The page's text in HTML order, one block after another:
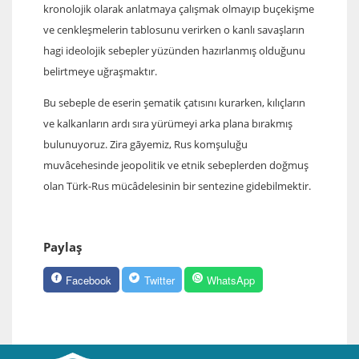
kronolojik olarak anlatmaya çalışmak olmayıp buçekişme
ve cenkleşmelerin tablosunu verirken o kanlı savaşların
hagi ideolojik sebepler yüzünden hazırlanmış olduğunu
belirtmeye uğraşmaktır.
Bu sebeple de eserin şematik çatısını kurarken, kılıçların
ve kalkanların ardı sıra yürümeyi arka plana bırakmış
bulunuyoruz. Zira gāyemiz, Rus komşuluğu
muvâcehesinde jeopolitik ve etnik sebeplerden doğmuş
olan Türk-Rus mücâdelesinin bir sentezine gidebilmektir.
Paylaş
Facebook Twitter WhatsApp